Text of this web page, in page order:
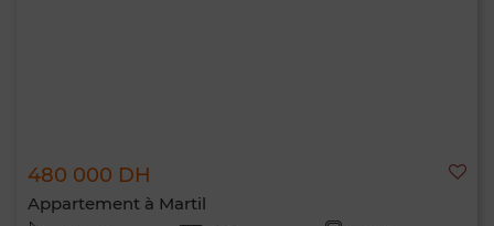
480 000 DH
Appartement à Martil